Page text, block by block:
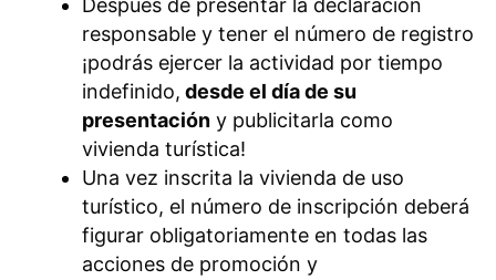
Después de presentar la declaración
responsable y tener el número de registro
¡podrás ejercer la actividad por tiempo
indefinido, desde el día de su
presentación y publicitarla como
vivienda turística!
Una vez inscrita la vivienda de uso
turístico, el número de inscripción deberá
figurar obligatoriamente en todas las
acciones de promoción y